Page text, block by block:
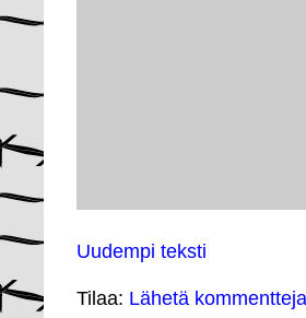
Uudempi teksti
Tilaa: Lähetä